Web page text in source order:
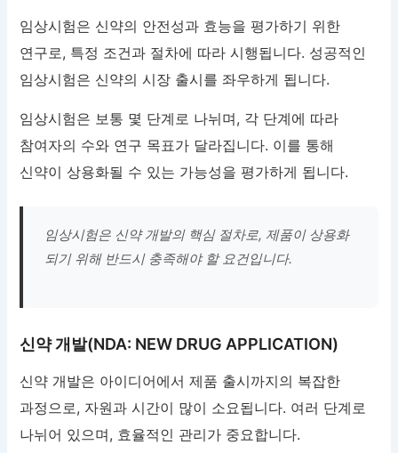
임상시험은 신약의 안전성과 효능을 평가하기 위한
연구로, 특정 조건과 절차에 따라 시행됩니다. 성공적인
임상시험은 신약의 시장 출시를 좌우하게 됩니다.
임상시험은 보통 몇 단계로 나뉘며, 각 단계에 따라
참여자의 수와 연구 목표가 달라집니다. 이를 통해
신약이 상용화될 수 있는 가능성을 평가하게 됩니다.
임상시험은 신약 개발의 핵심 절차로, 제품이 상용화
되기 위해 반드시 충족해야 할 요건입니다.
신약 개발(NDA: NEW DRUG APPLICATION)
신약 개발은 아이디어에서 제품 출시까지의 복잡한
과정으로, 자원과 시간이 많이 소요됩니다. 여러 단계로
나뉘어 있으며, 효율적인 관리가 중요합니다.